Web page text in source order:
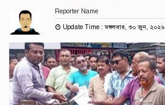
Reporter Name
Update Time : মঙ্গলবার, ৩০ জুন, ২০২৬